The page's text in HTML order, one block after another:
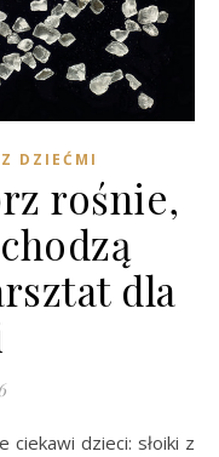
DZIEĆMI
rośnie,
dla